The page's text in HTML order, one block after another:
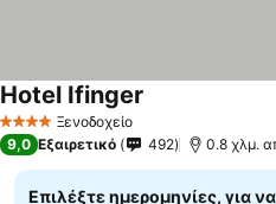
4 ΑστέριαΞενοδοχείο
Hotel Ifinger
9,0 Εξαιρετικό 492 0.8 χλμ.
Επιλέξτε ημερομηνίες, για να